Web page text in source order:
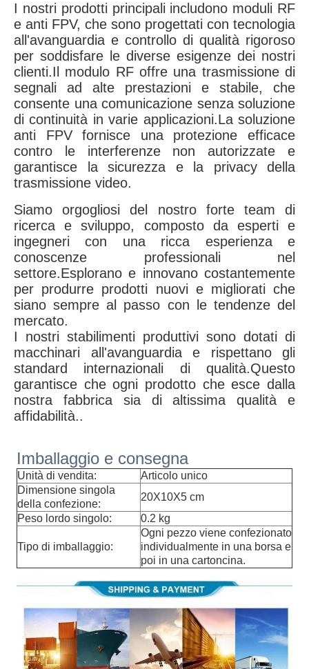
I nostri prodotti principali includono moduli RF
e anti FPV, che sono progettati con tecnologia
all'avanguardia e controllo di qualità rigoroso
per soddisfare le diverse esigenze dei nostri
clienti.Il modulo RF offre una trasmissione di
segnali ad alte prestazioni e stabile, che
consente una comunicazione senza soluzione
di continuità in varie applicazioni.La soluzione
anti FPV fornisce una protezione efficace
contro le interferenze non autorizzate e
garantisce la sicurezza e la privacy della
trasmissione video.
Siamo orgogliosi del nostro forte team di
ricerca e sviluppo, composto da esperti e
ingegneri con una ricca esperienza e
conoscenze professionali nel
settore.Esplorano e innovano costantemente
per produrre prodotti nuovi e migliorati che
siano sempre al passo con le tendenze del
mercato.
I nostri stabilimenti produttivi sono dotati di
macchinari all'avanguardia e rispettano gli
standard internazionali di qualità.Questo
garantisce che ogni prodotto che esce dalla
nostra fabbrica sia di altissima qualità e
affidabilità..
Imballaggio e consegna
Unità di vendita:
Articolo unico
Dimensione singola
della confezione:
20X10X5 cm
Peso lordo singolo:
0.2 kg
Tipo di imballaggio:
Ogni pezzo viene confezionato
individualmente in una borsa e
poi in una cartoncina.